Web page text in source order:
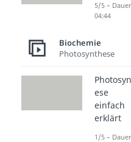
α-Helix
eine
also in
β-
längs
5/5 –
04:44
Biochemie
Photosynthese
ese
einfach
erklärt
1/5 –